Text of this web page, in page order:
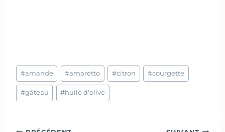
Étiquettes
de
la
#amande #amaretto #citron #courgette
#gâteau #huile d'olive